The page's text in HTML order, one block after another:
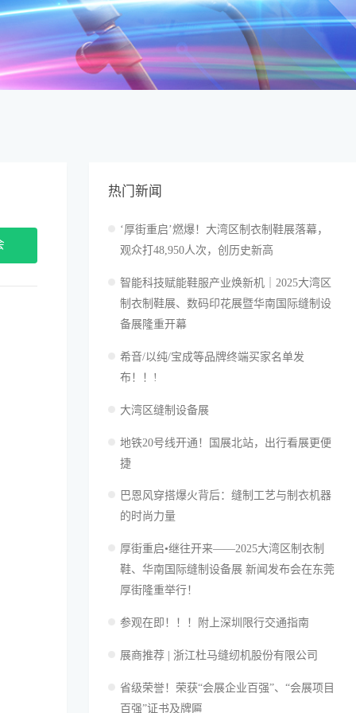
热门新闻
‘厚街重启’燃爆！大湾区制衣制鞋展落幕，
观众打48,950人次，创历史新高
智能科技赋能鞋服产业焕新机｜2025大湾区
制衣制鞋展、数码印花展暨华南国际缝制设
备展隆重开幕
希音/以纯/宝成等品牌终端买家名单发
布！！!
大湾区缝制设备展
地铁20号线开通！国展北站，出行看展更便
捷
巴恩风穿搭爆火背后：缝制工艺与制衣机器
的时尚力量
厚街重启•继往开来——2025大湾区制衣制
鞋、华南国际缝制设备展 新闻发布会在东莞
厚街隆重举行！
参观在即！！！附上深圳限行交通指南
展商推荐 | 浙江杜马缝纫机股份有限公司
省级荣誉！荣获“会展企业百强”、“会展项目
百强”证书及牌匾